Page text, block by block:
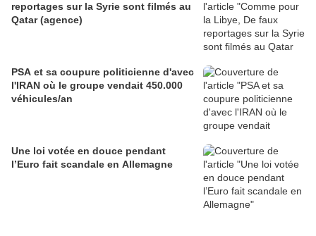
reportages sur la Syrie sont filmés au
Qatar (agence)
PSA et sa coupure politicienne d'avec
l'IRAN où le groupe vendait 450.000
véhicules/an
Une loi votée en douce pendant
l’Euro fait scandale en Allemagne